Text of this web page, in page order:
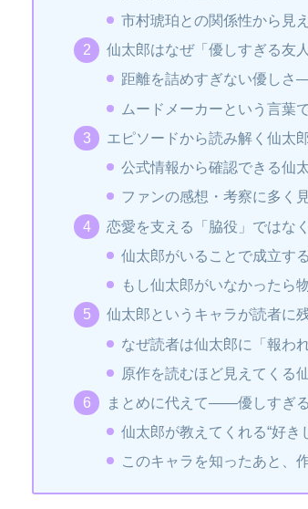
市村琥珀との関係性から見
仙太郎はなぜ「優しすぎる友
距離を詰めすぎない優し
ムードメーカーという言葉
エピソードから読み解く仙太
公式情報から確認できる仙
ファンの感想・考察に多く
恋愛を支える「脇役」ではな
仙太郎がいることで成立す
もし仙太郎がいなかったら
仙太郎というキャラが読者に
なぜ読者は仙太郎に「報わ
原作を読むほど見えてくる
まとめに代えて――優しすぎ
仙太郎が教えてくれる“好き
このキャラを知ったあと、